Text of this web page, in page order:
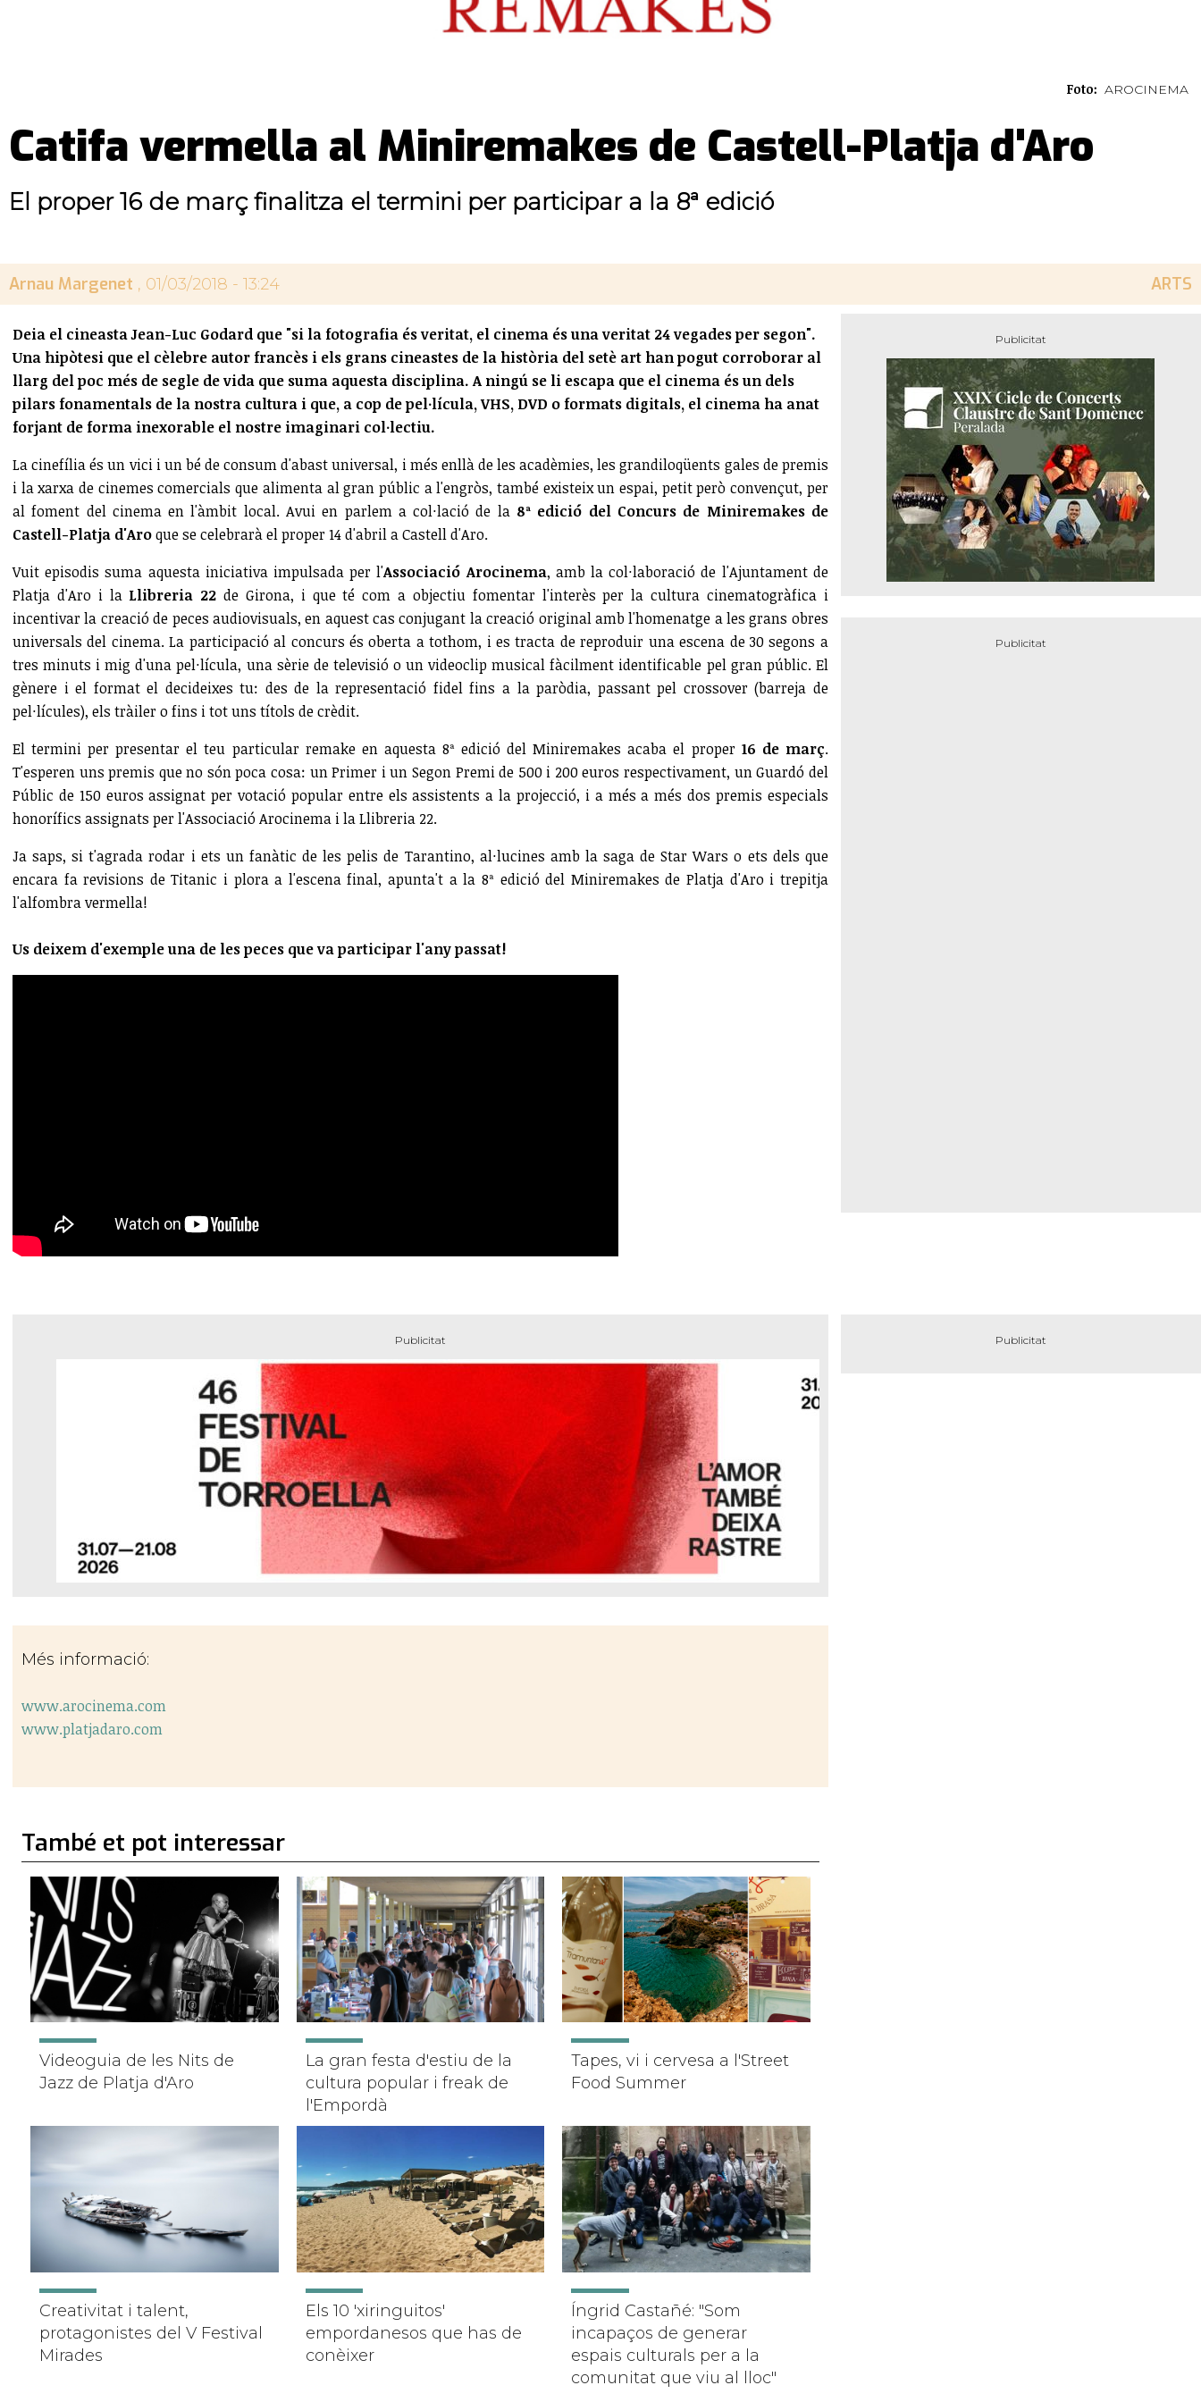
Foto: AROCINEMA
Catifa vermella al Miniremakes de Castell-Platja d'Aro
El proper 16 de març finalitza el termini per participar a la 8ª edició
Arnau Margenet , 01/03/2018 - 13:24 ARTS
Deia el cineasta Jean-Luc Godard que "si la fotografia és veritat, el cinema és una veritat 24 vegades per segon".
Una hipòtesi que el cèlebre autor francès i els grans cineastes de la història del setè art han pogut corroborar al
llarg del poc més de segle de vida que suma aquesta disciplina. A ningú se li escapa que el cinema és un dels
pilars fonamentals de la nostra cultura i que, a cop de pel·lícula, VHS, DVD o formats digitals, el cinema ha anat
forjant de forma inexorable el nostre imaginari col·lectiu.
La cinefília és un vici i un bé de consum d'abast universal, i més enllà de les acadèmies, les grandiloqüents gales de premis
i la xarxa de cinemes comercials que alimenta al gran públic a l'engròs, també existeix un espai, petit però convençut, per
al foment del cinema en l'àmbit local. Avui en parlem a col·lació de la 8ª edició del Concurs de Miniremakes de
Castell-Platja d'Aroque se celebrarà el proper 14 d'abril a Castell d'Aro.
Vuit episodis suma aquesta iniciativa impulsada per l'Associació Arocinema, amb la col·laboració de l'Ajuntament de
Platja d'Aro i la Llibreria 22 de Girona, i que té com a objectiu fomentar l'interès per la cultura cinematogràfica i
incentivar la creació de peces audiovisuals, en aquest cas conjugant la creació original amb l'homenatge a les grans obres
universals del cinema. La participació al concurs és oberta a tothom, i es tracta de reproduir una escena de 30 segons a
tres minuts i mig d'una pel·lícula, una sèrie de televisió o un videoclip musical fàcilment identificable pel gran públic. El
gènere i el format el decideixes tu: des de la representació fidel fins a la paròdia, passant pel crossover (barreja de
pel·lícules), els tràiler o fins i tot uns títols de crèdit.
El termini per presentar el teu particular remake en aquesta 8ª edició del Miniremakes acaba el proper 16 de març.
T'esperen uns premis que no són poca cosa: un Primer i un Segon Premi de 500 i 200 euros respectivament, un Guardó del
Públic de 150 euros assignat per votació popular entre els assistents a la projecció, i a més a més dos premis especials
honorífics assignats per l'Associació Arocinema i la Llibreria 22.
Ja saps, si t'agrada rodar i ets un fanàtic de les pelis de Tarantino, al·lucines amb la saga de Star Wars o ets dels que
encara fa revisions de Titanic i plora a l'escena final, apunta't a la 8ª edició del Miniremakes de Platja d'Aro i trepitja
l'alfombra vermella!
Us deixem d'exemple una de les peces que va participar l'any passat!
Més informació:
www.arocinema.com
www.platjadaro.com
També et pot interessar
Videoguia de les Nits de
Jazz de Platja d'Aro
La gran festa d'estiu de la
cultura popular i freak de
l'Empordà
Tapes, vi i cervesa a l'Street
Food Summer
Creativitat i talent,
protagonistes del V Festival
Mirades
Els 10 'xiringuitos'
empordanesos que has de
conèixer
Íngrid Castañé: "Som
incapaços de generar
espais culturals per a la
comunitat que viu al lloc"